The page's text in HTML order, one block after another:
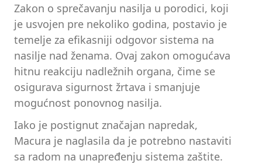
Zakon o sprečavanju nasilja u porodici, koji
je usvojen pre nekoliko godina, postavio je
temelje za efikasniji odgovor sistema na
nasilje nad ženama. Ovaj zakon omogućava
hitnu reakciju nadležnih organa, čime se
osigurava sigurnost žrtava i smanjuje
mogućnost ponovnog nasilja.
Iako je postignut značajan napredak,
Macura je naglasila da je potrebno nastaviti
sa radom na unapređenju sistema zaštite.